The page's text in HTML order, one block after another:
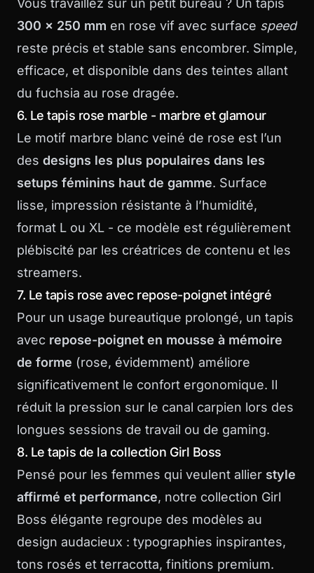
Vous travaillez sur un petit bureau ? Un tapis
300 x 250 mm en rose vif avec surface speed
reste précis et stable sans encombrer. Simple,
efficace, et disponible dans des teintes allant
du fuchsia au rose dragée.
6. Le tapis rose marble - marbre et glamour
Le motif marbre blanc veiné de rose est l’un
des designs les plus populaires dans les
setups féminins haut de gamme. Surface
lisse, impression résistante à l’humidité,
format L ou XL - ce modèle est régulièrement
plébiscité par les créatrices de contenu et les
streamers.
7. Le tapis rose avec repose-poignet intégré
Pour un usage bureautique prolongé, un tapis
avec repose-poignet en mousse à mémoire
de forme (rose, évidemment) améliore
significativement le confort ergonomique. Il
réduit la pression sur le canal carpien lors des
longues sessions de travail ou de gaming.
8. Le tapis de la collection Girl Boss
Pensé pour les femmes qui veulent allier style
affirmé et performance, notre collection Girl
Boss élégante regroupe des modèles au
design audacieux : typographies inspirantes,
tons rosés et terracotta, finitions premium.